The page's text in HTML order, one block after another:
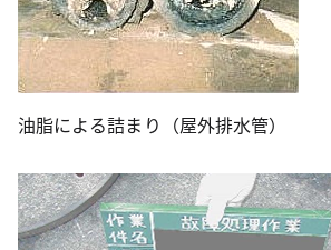
油脂による詰まり（屋外排水管）